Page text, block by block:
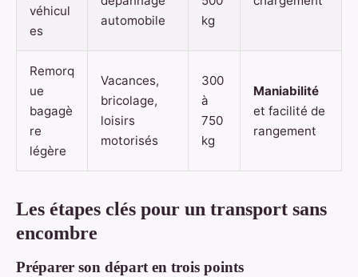
véhicul
es
automobile
kg
Remorq
ue
bagagè
re
légère
Vacances,
bricolage,
loisirs
motorisés
300
à
750
kg
Maniabilité
et facilité de
rangement
Les étapes clés pour un transport sans
encombre
Préparer son départ en trois points